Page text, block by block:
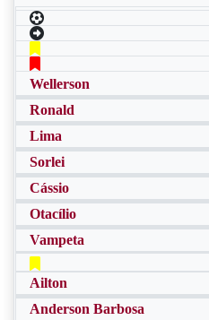
Wellerson
Ronald
Lima
Sorlei
Cássio
Otacílio
Vampeta
Ailton
Anderson Barbosa